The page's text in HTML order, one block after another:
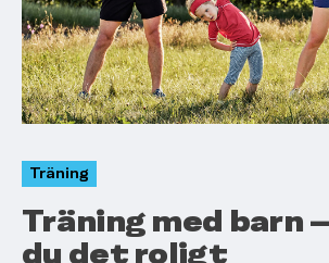
Träning
Träning med barn
du det roligt